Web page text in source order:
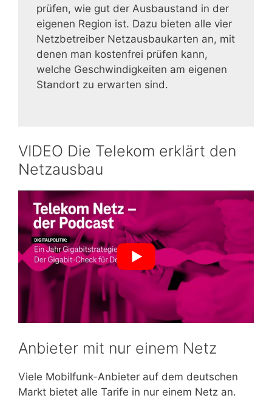
prüfen, wie gut der Ausbaustand in der
eigenen Region ist. Dazu bieten alle vier
Netzbetreiber Netzausbaukarten an, mit
denen man kostenfrei prüfen kann,
welche Geschwindigkeiten am eigenen
Standort zu erwarten sind.
VIDEO Die Telekom erklärt den
Netzausbau
Anbieter mit nur einem Netz
Viele Mobilfunk-Anbieter auf dem deutschen
Markt bietet alle Tarife in nur einem Netz an.